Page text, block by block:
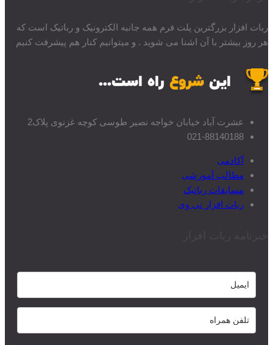
ربات افزار بزرگترین پلت فرم همه جانبه الکترونیک و رباتیک است که
هر روز بیشتر با آن اشنا می شوید . و میتوانیم کنار هم پیشرفت کنیم
عشرت آباد خیابان خواجه نصیر طوسی کوچه غزنوی پلاک2
021-88140188
آکادمی
مطالب آموزشی
مسابقات رباتیک
ربات افزار تی وی